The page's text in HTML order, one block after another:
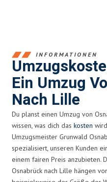
INFORMATIONEN
Ein Umzug
Nach Lille
Du planst einen Umzug von
wissen, was dich das kosten
Umzugsmeister Grunwald
spezialisiert, unseren Kunden
einem fairen Preis anzubieten.
Osnabrück nach Lille hängen